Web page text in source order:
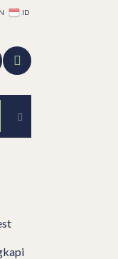
ID